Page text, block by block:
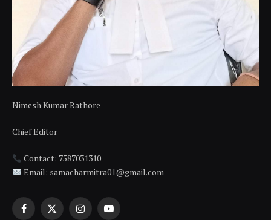
Nimesh Kumar Rathore
Chief Editor
Contact: 7587031310
Email: samacharmitra01@gmail.com
Facebook
X
InstagramYouTube